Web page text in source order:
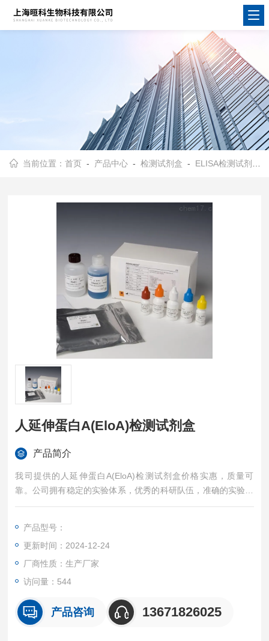
当前位置：首页 - 产品中心 -检测试剂盒 - ELISA检测试剂盒
人延伸蛋白A(EloA)检测试剂盒
产品简介
我司提供的人延伸蛋白A(EloA)检测试剂盒价格实惠，质量可
靠。公司拥有稳定的实验体系，优秀的科研队伍，准确的实验结
果，是您值得信赖的合作伙伴，凡购买我司的试剂盒产品都可提
产品型号：
更新时间：2024-12-24
厂商性质：生产厂家
访问量：544
产品咨询 13671826025